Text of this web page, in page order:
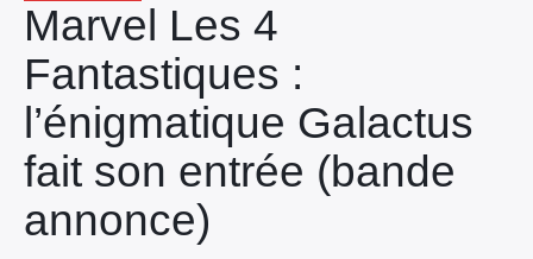
Marvel Les 4
Fantastiques :
l’énigmatique Galactus
fait son entrée (bande
annonce)